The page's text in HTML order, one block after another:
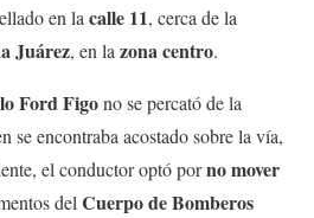
en lacalle 11, cerca de la
Juárez, en lazona centro.
Ford Figono se percató de la
se encontraba acostado sobre la vía,
el conductor optó porno mover
delCuerpo de Bomberos